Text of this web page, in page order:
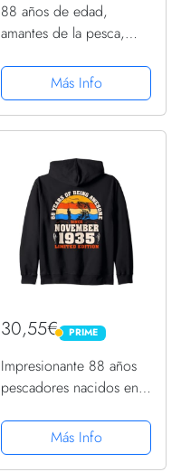
88 años de edad,
amantes de la pesca,
1935, 88 cumpleaños
Sudadera con Capucha
Más Info
30,55€ PRIME
PRIME
Impresionante 88 años
pescadores nacidos en
cumpleaños Sudadera
con Capucha
Más Info